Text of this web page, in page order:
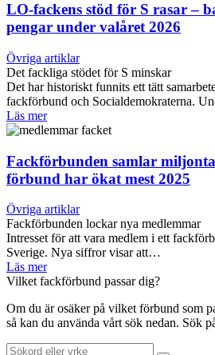
LO-fackens stöd för S rasar –
pengar under valåret 2026
Övriga artiklar
Det fackliga stödet för S minskar
Det har historiskt funnits ett tätt
fackförbund och Socialdemokraterna.
Läs mer
Fackförbunden samlar
förbund har ökat mest 2025
Övriga artiklar
Fackförbunden lockar nya medlemmar
Intresset för att vara medlem i ett
Sverige. Nya siffror visar att…
Läs mer
Vilket fackförbund passar dig?
Om du är osäker på vilket förbund som
så kan du använda vårt sök nedan. Sök